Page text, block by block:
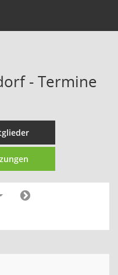
- Termine